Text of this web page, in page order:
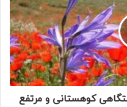
کوهستانی و مرتفع